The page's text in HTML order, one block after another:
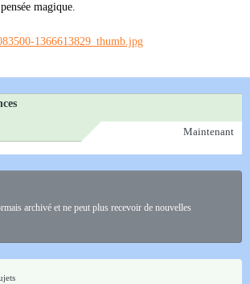
magique.
Maintenant
archivé et ne peut plus recevoir de nouvelles